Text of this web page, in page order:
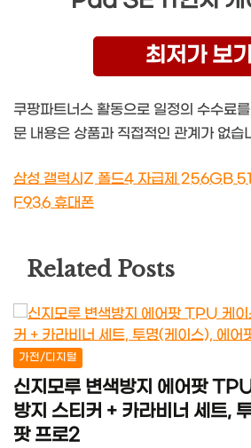
최저가 보기
쿠팡파트너스 활동으로 일정의 수수료
문 내용은 상품과 직접적인 관계가 없습
삼성 갤럭시Z 폴드4 자급제 256GB
F936 휴대폰
Related Posts
가전/디지털
신지모루 변색방지 에어팟
방지 스티커 + 카라비너 세트,
팟 프로2